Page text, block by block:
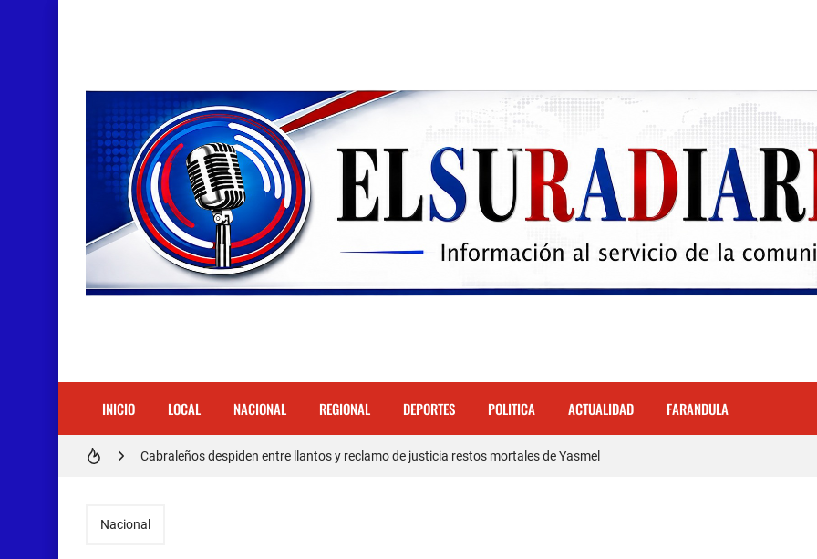
INICIO LOCAL NACIONAL REGIONAL DEPORTES POLITICA ACTUALIDAD FARANDULA
Doctora Magandys Cuevas maltrata pacientes en el Hospital de Cabral.
Cabraleños despiden entre llantos y reclamo de justicia restos mortales de Yasmel
Distrito Educativo 01-04 de Cabral Cancela a mas de 120 empleados; incluyendo una mujer Embarazada
Nacional